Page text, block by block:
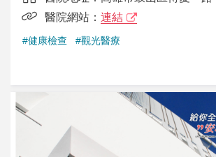
醫院網站： 連結
#健康檢查 #觀光醫療